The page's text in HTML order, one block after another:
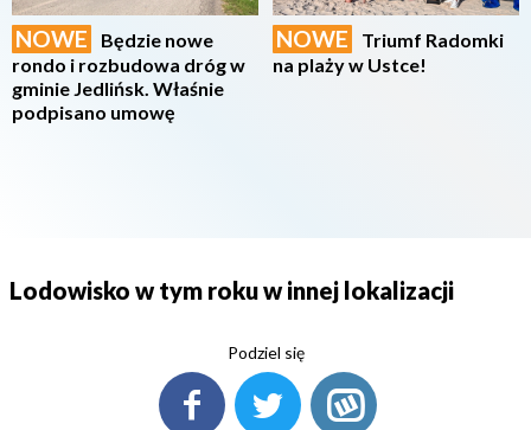
NOWE
Będzie nowe
rondo i rozbudowa dróg w
gminie Jedlińsk. Właśnie
podpisano umowę
NOWE
Triumf Radomki
na plaży w Ustce!
Lodowisko w tym roku w innej lokalizacji
Podziel się